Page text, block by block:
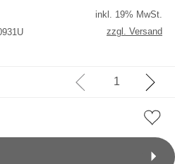
inkl. 19% MwSt.
zzgl. Versand